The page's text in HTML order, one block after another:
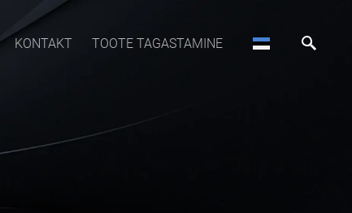
KONTAKT TOOTE TAGASTAMINE